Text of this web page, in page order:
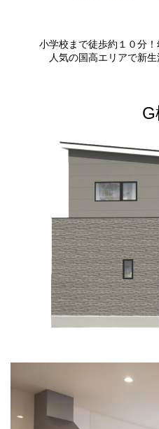
小学校まで徒歩約１０分
人気の国高エリアで新
G